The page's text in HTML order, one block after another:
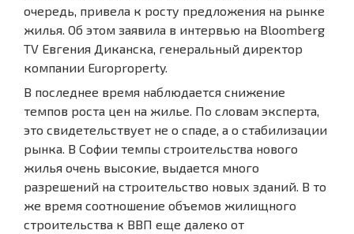
очередь, привела к росту предложения на рынке
жилья. Об этом заявила в интервью на Bloomberg
TV Евгения Диканска, генеральный директор
компании Europroperty.
В последнее время наблюдается снижение
темпов роста цен на жилье. По словам эксперта,
это свидетельствует не о спаде, а о стабилизации
рынка. В Софии темпы строительства нового
жилья очень высокие, выдается много
разрешений на строительство новых зданий. В то
же время соотношение объемов жилищного
строительства к ВВП еще далеко от